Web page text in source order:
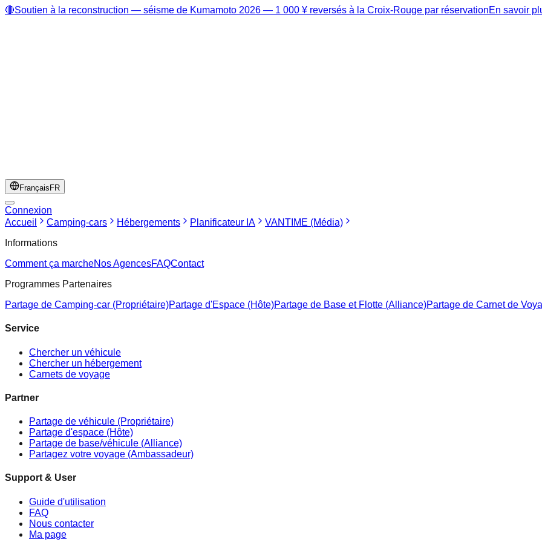
🔴Soutien à la reconstruction — séisme de Kumamoto 2026 — 1 000 ¥ reversés à la Croix-Rouge par réservationEn savoir
Français FR
Connexion
Accueil
Camping-cars Hébergements Planificateur IA
VANTIME (Média)
Informations
Comment ça marcheNos AgencesFAQContact
Programmes Partenaires
Partage de Camping-car (Propriétaire)Partage d'Espace (Hôte)Partage de Base et Flotte (Alliance)Partage de Carnet de
Service
Chercher un véhicule
Chercher un hébergement
Carnets de voyage
Partner
Partage de véhicule (Propriétaire)
Partage d'espace (Hôte)
Partage de base/véhicule (Alliance)
Partagez votre voyage (Ambassadeur)
Support & User
Guide d'utilisation
FAQ
Nous contacter
Ma page